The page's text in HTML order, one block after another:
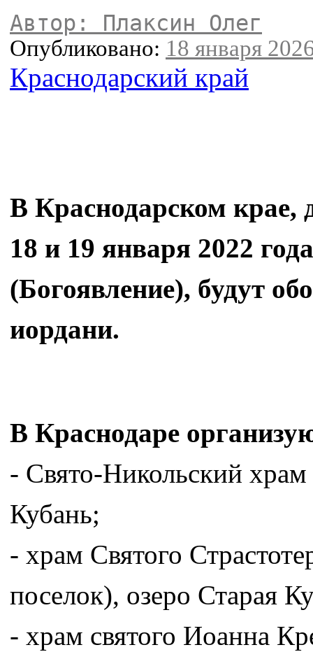
Автор: Плаксин Олег
Опубликовано: 18 января
Краснодарский край
В Краснодарском крае,
18 и 19 января 2022
(Богоявление), будут
иордани.
В Краснодаре
- Свято-Никольский
Кубань;
- храм Святого
поселок), озеро Старая
- храм святого Иоанна